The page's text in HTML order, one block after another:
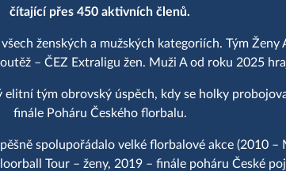
čítající přes 450 aktivních členů.
ženských a mužských kategoriích. Tým Ženy
– ČEZ Extraligu žen. Muži A od roku 2025
elitní tým obrovský úspěch, kdy se holky
finále Poháru Českého florbalu.
spolupořádalo velké florbalové akce (2010
Tour – ženy, 2019 – finále poháru České